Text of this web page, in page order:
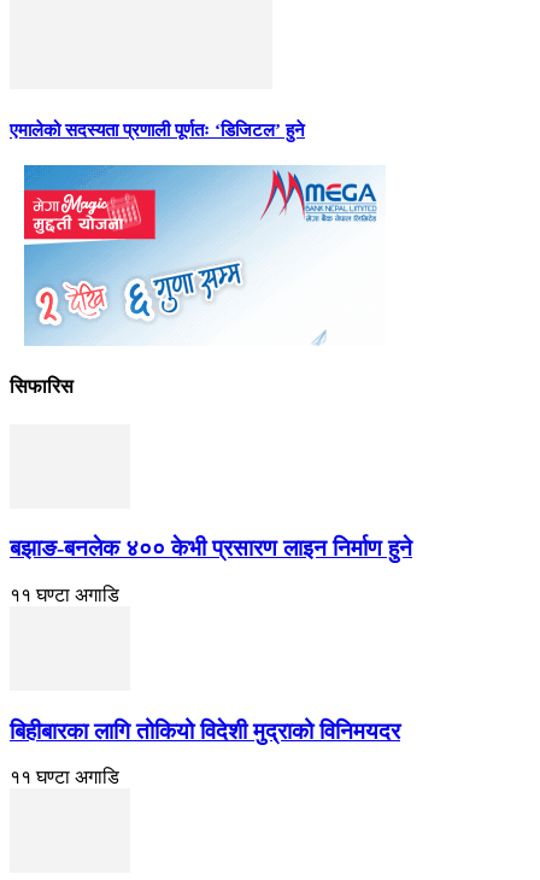
एमालेको सदस्यता प्रणाली पूर्णतः ‘डिजिटल’ हुने
सिफारिस
बझाङ-बनलेक ४०० केभी प्रसारण लाइन निर्माण हुने
११ घण्टा अगाडि
बिहीबारका लागि तोकियो विदेशी मुद्राको विनिमयदर
११ घण्टा अगाडि